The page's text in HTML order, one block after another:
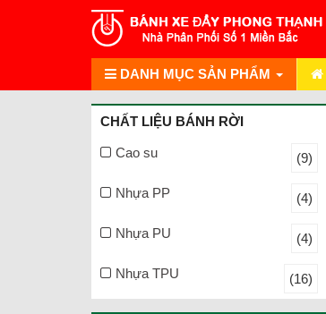
DANH MỤC SẢN PHẨM
CHẤT LIỆU BÁNH RỜI
Cao su (9)
Nhựa PP (4)
Nhựa PU (4)
Nhựa TPU (16)